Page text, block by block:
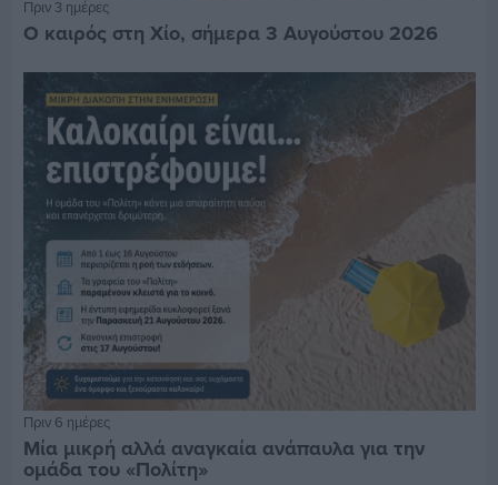
Πριν 3 ημέρες
Ο καιρός στη Χίο, σήμερα 3 Αυγούστου 2026
Πριν 6 ημέρες
Μία μικρή αλλά αναγκαία ανάπαυλα για την
ομάδα του «Πολίτη»